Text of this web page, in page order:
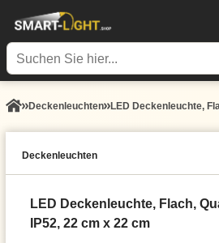
Decken­leuchten LED Deckenleuchte,
Decken­leuchten
LED Deckenleuchte, Flach,
IP52, 22 cm x 22 cm